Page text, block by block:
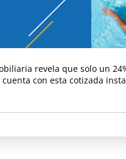
revela que solo un
con esta cotizada